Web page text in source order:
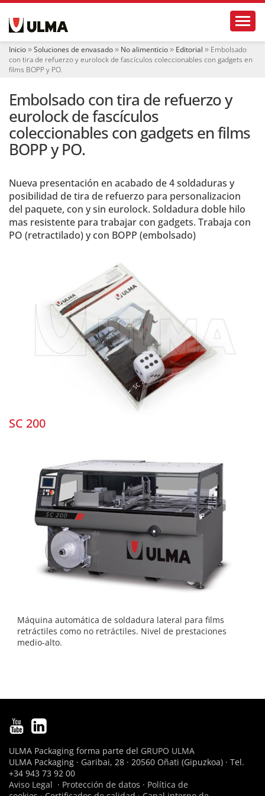
e Inicio Soluciones de envasado No alimenticio Editorial
Embolsado
con tira de refuerzo y eurolock de fascículos coleccionables con gadgets en
films BOPP y PO.
Embolsado con tira de refuerzo y
eurolock de fascículos
coleccionables con gadgets en films
BOPP y PO.
Nueva presentación en acabado de 4 soldaduras y
posibilidad de tira de refuerzo para personalizacion
del paquete, con y sin eurolock. Soldadura doble hilo
mas resistente para trabajar con gadgets. Trabaja con
PO (retractilado) y con BOPP (embolsado)
SC 200
Máquina automática de soldadura lateral para films
retráctiles como no retráctiles. Nivel de prestaciones
medio-alto.
ULMA Packaging forma parte del GRUPO ULMA
ULMA Packaging · Garibai, 28 · 20560 Oñati (Gipuzkoa) · Tel.
+34 943 73 92 00
Aviso Legal · Protección de datos · Política de